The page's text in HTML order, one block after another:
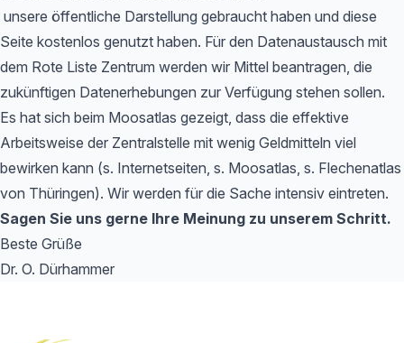
unsere öffentliche Darstellung gebraucht haben und diese
Seite kostenlos genutzt haben. Für den Datenaustausch mit
dem Rote Liste Zentrum werden wir Mittel beantragen, die
zukünftigen Datenerhebungen zur Verfügung stehen sollen.
Es hat sich beim Moosatlas gezeigt, dass die effektive
Arbeitsweise der Zentralstelle mit wenig Geldmitteln viel
bewirken kann (s. Internetseiten, s. Moosatlas, s. Flechenatlas
von Thüringen). Wir werden für die Sache intensiv eintreten.
Sagen Sie uns gerne Ihre Meinung zu unserem Schritt.
Beste Grüße
Dr. O. Dürhammer